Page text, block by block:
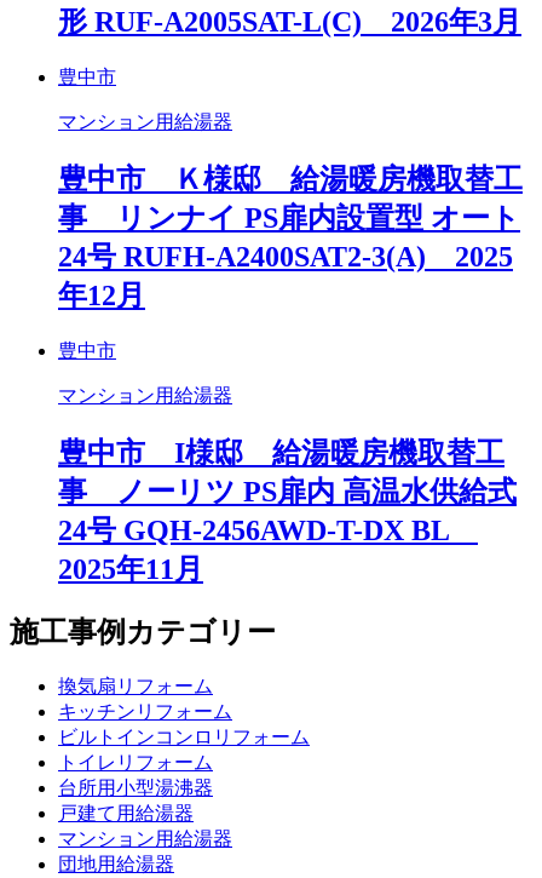
形 RUF-A2005SAT-L(C) 2026年3月
豊中市
マンション用給湯器
豊中市 Ｋ様邸 給湯暖房機取替工
事 リンナイ PS扉内設置型 オート
24号 RUFH-A2400SAT2-3(A) 2025
年12月
豊中市
マンション用給湯器
豊中市 I様邸 給湯暖房機取替工
事 ノーリツ PS扉内 高温水供給式
24号 GQH-2456AWD-T-DX BL
2025年11月
施工事例カテゴリー
換気扇リフォーム
キッチンリフォーム
ビルトインコンロリフォーム
トイレリフォーム
台所用小型湯沸器
戸建て用給湯器
マンション用給湯器
団地用給湯器